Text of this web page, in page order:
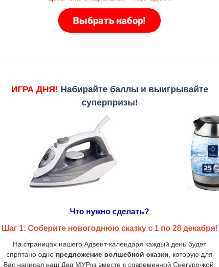
ИГРА ДНЯ! Набирайте баллы и выигрывайте
суперпризы!
Что нужно сделать?
Шаг 1: Соберите новогоднюю сказку с 1 по 28 декабря!
На страницах нашего Адвент-календаря каждый день будет
спрятано одно предложение волшебной сказки , которую для
Вас написал наш Дед МУРоз вместе с современной Снегурочкой,